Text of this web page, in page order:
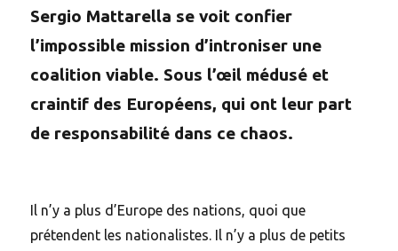
Sergio Mattarella se voit confier
l’impossible mission d’introniser une
coalition viable. Sous l’œil médusé et
craintif des Européens, qui ont leur part
de responsabilité dans ce chaos.
Il n’y a plus d’Europe des nations, quoi que
prétendent les nationalistes. Il n’y a plus de petits